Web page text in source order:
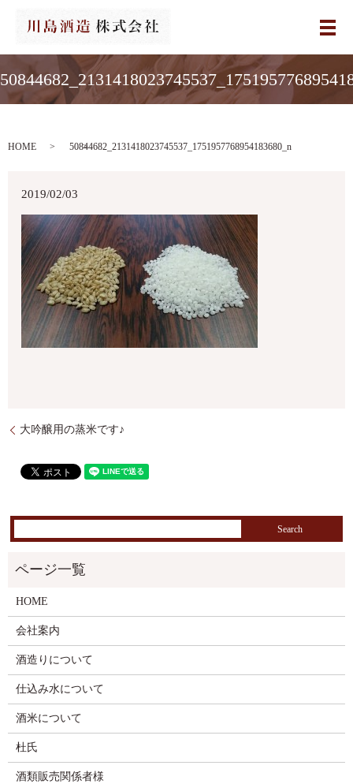
メ
HOME 50844682_2131418023745537_1751957768954183680_n
2019/02/03
大吟醸用の蒸米です♪
HOME
会社案内
酒造りについて
仕込み水について
酒米について
杜氏
酒類販売関係者様